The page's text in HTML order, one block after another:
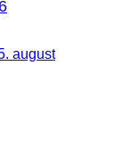
august